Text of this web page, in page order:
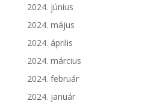
2024. június
2024. május
2024. április
2024. március
2024. február
2024. január